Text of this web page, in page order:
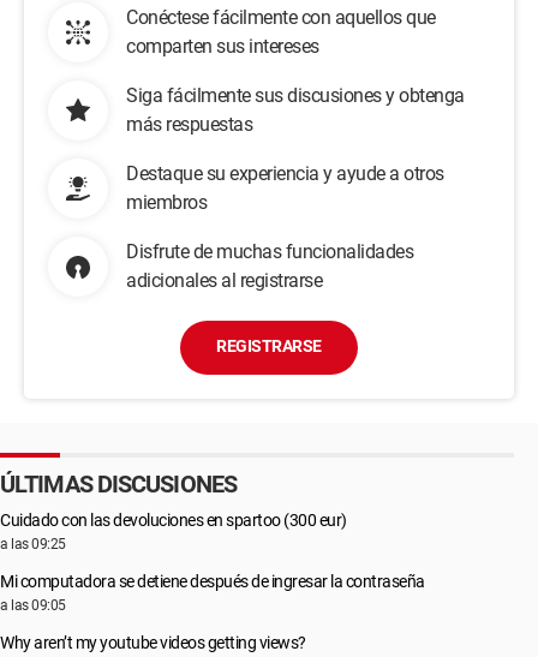
Conéctese fácilmente con aquellos que
comparten sus intereses
Siga fácilmente sus discusiones y obtenga
más respuestas
Destaque su experiencia y ayude a otros
miembros
Disfrute de muchas funcionalidades
adicionales al registrarse
REGISTRARSE
ÚLTIMAS DISCUSIONES
Cuidado con las devoluciones en spartoo (300 eur)
a las 09:25
Mi computadora se detiene después de ingresar la contraseña
a las 09:05
Why aren’t my youtube videos getting views?